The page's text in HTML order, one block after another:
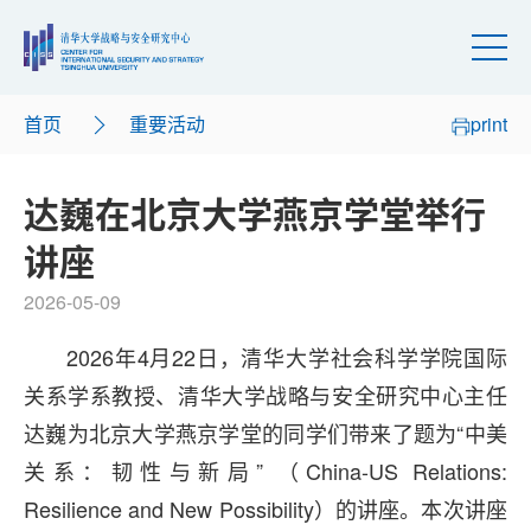
首页 重要活动 print
达巍在北京大学燕京学堂举行
讲座
2026-05-09
2026年4月22日，清华大学社会科学学院国际
关系学系教授、清华大学战略与安全研究中心主任
达巍为北京大学燕京学堂的同学们带来了题为“中美
关系：韧性与新局” （China-US Relations:
Resilience and New Possibility）的讲座。本次讲座